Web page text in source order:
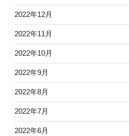
2022年12月
2022年11月
2022年10月
2022年9月
2022年8月
2022年7月
2022年6月